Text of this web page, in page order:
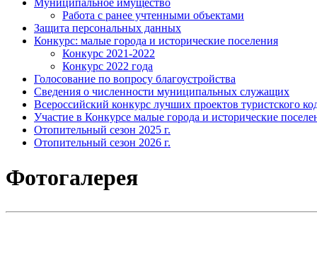
Муниципальное имущество
Работа с ранее учтенными объектами
Защита персональных данных
Конкурс: малые города и исторические поселения
Конкурс 2021-2022
Конкурс 2022 года
Голосование по вопросу благоустройства
Сведения о численности муниципальных служащих
Всероссийский конкурс лучших проектов туристского
Участие в Конкурсе малые города и исторические
Отопительный сезон 2025 г.
Отопительный сезон 2026 г.
Фотогалерея